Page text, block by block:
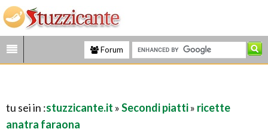
Forum
tu sei in :stuzzicante.it »Secondi piatti» ricette
anatra faraona